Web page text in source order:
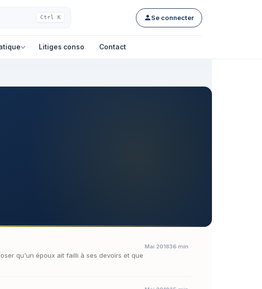
Ctrl K Se connecter
Litiges conso Contact
qu'un époux ait failli à ses devoirs et que
Mai 201836 min